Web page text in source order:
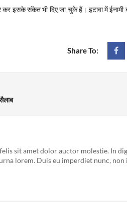
कर इसके संकेत भी दिए जा चुके हैं। इटावा में
Share To:
sit amet dolor auctor molestie. In
lorem. Duis eu imperdiet nunc,